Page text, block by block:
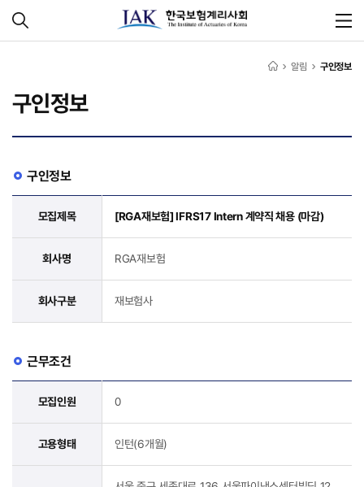
알림 구인정보
구인정보
구인정보
모집제목 [RGA재보험] IFRS17 Intern 계약직 채용 (마감)
회사명 RGA재보험
회사구분 재보험사
근무조건
모집인원 0
고용형태 인턴(6개월)